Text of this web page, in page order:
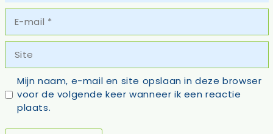
mail
Mijn naam, e-mail en site opslaan in deze browser
voor de volgende keer wanneer ik een reactie
plaats.